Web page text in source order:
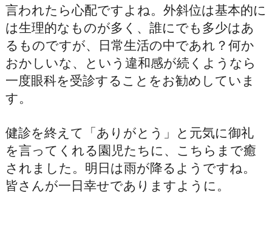
言われたら心配ですよね。外斜位は基本的に
は生理的なものが多く、誰にでも多少はあ
るものですが、日常生活の中であれ？何か
おかしいな、という違和感が続くようなら
一度眼科を受診することをお勧めしていま
す。
健診を終えて「ありがとう」と元気に御礼
を言ってくれる園児たちに、こちらまで癒
されました。明日は雨が降るようですね。
皆さんが一日幸せでありますように。